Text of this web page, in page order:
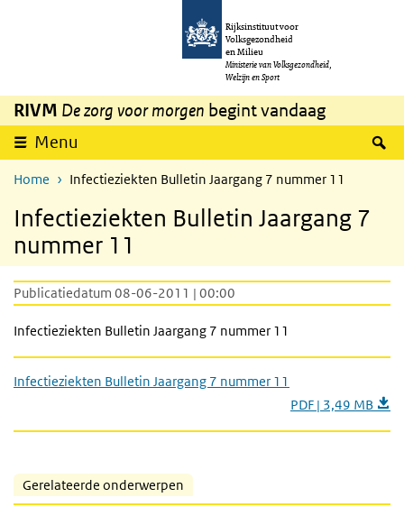
Overslaan en naar de inhoud gaan
Rijksinstituut voor
Volksgezondheid
en Milieu
Ministerie van Volksgezondheid,
Welzijn en Sport
RIVM De zorg voor morgen begint vandaag
Menu
Home Infectieziekten Bulletin Jaargang 7 nummer 11
Infectieziekten Bulletin Jaargang 7
nummer 11
Publicatiedatum 08-06-2011 | 00:00
Infectieziekten Bulletin Jaargang 7 nummer 11
Infectieziekten Bulletin Jaargang 7 nummer 11
PDF | 3,49 MB
Gerelateerde onderwerpen